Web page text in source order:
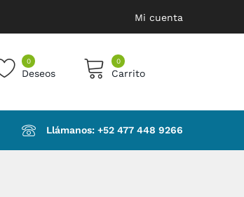
Mi cuenta
0
Deseos
0
Carrito
cart.
Llámanos: ‪+52 477 448 9266‬